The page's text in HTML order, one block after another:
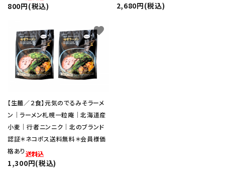
800円(税込) 2,680円(税込)
【生麺／２食】元気のでるみそラーメ
ン｜ラーメン札幌一粒庵｜北海道産
小麦｜行者ニンニク｜北のブランド
認証＊ネコポス送料無料＊会員様価
格あり
1,300円(税込)
favorite